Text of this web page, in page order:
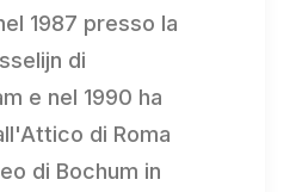
1987 presso la
di
e nel 1990 ha
di Roma
di Bochum in